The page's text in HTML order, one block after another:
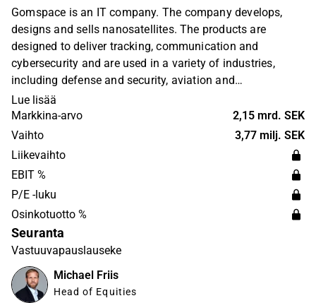
Gomspace is an IT company. The company develops,
designs and sells nanosatellites. The products are
designed to deliver tracking, communication and
cybersecurity and are used in a variety of industries,
including defense and security, aviation and
telecommunications. The operations are held on a global
level, with headquarters located in Aalborg, Denmark.
Lue lisää
Markkina-arvo
2,15 mrd. SEK
Vaihto
3,77 milj. SEK
Liikevaihto
EBIT %
P/E -luku
Osinkotuotto %
Seuranta
Vastuuvapauslauseke
Michael Friis
Head of Equities